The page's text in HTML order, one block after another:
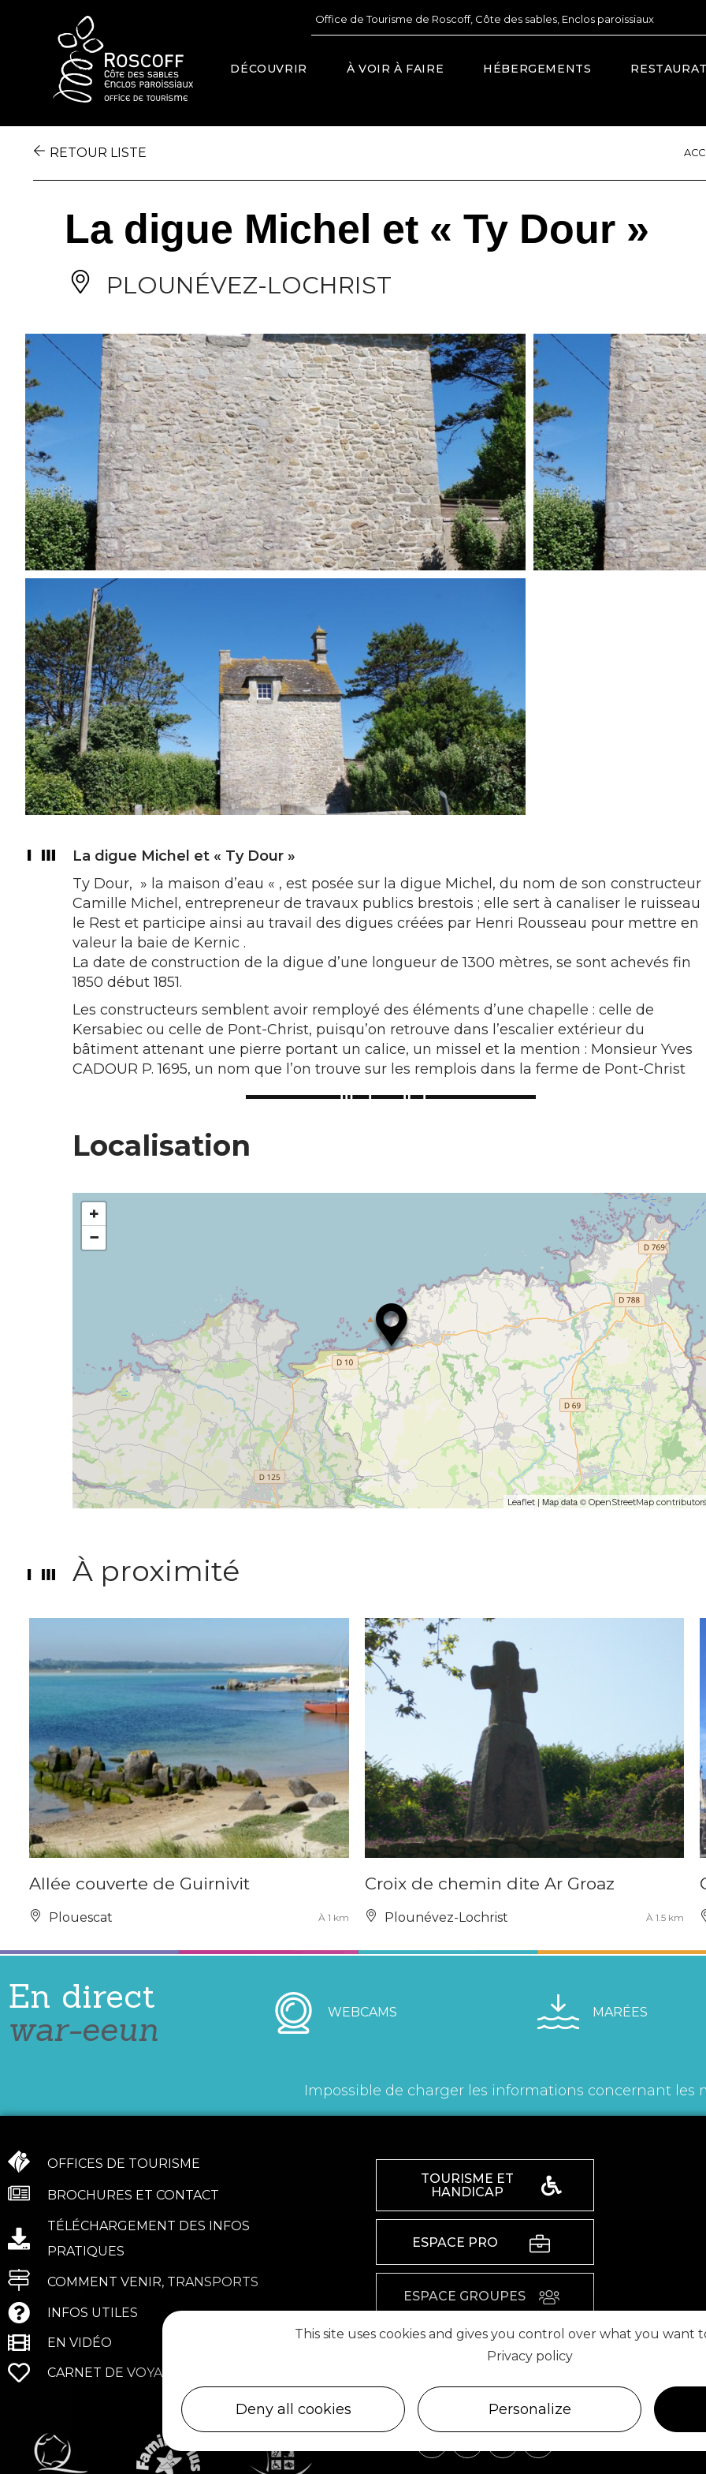
Office de Tourisme de Roscoff, Côte des sables, Enclos paroissiaux
DÉCOUVRIR À VOIR À FAIRE HÉBERGEMENTS
RETOUR LISTE
La digue Michel et « Ty Dour »
PLOUNÉVEZ-LOCHRIST
La digue Michel et « Ty Dour »
Ty Dour, » la maison d’eau « , est posée sur la digue Michel, du nom de son constructeur
Camille Michel, entrepreneur de travaux publics brestois ; elle sert à canaliser le ruisseau
le Rest et participe ainsi au travail des digues créées par Henri Rousseau pour mettre en
valeur la baie de Kernic .
La date de construction de la digue d’une longueur de 1300 mètres, se sont achevés fin
1850 début 1851.
Les constructeurs semblent avoir remployé des éléments d’une chapelle : celle de
Kersabiec ou celle de Pont-Christ, puisqu’on retrouve dans l’escalier extérieur du
bâtiment attenant une pierre portant un calice, un missel et la mention : Monsieur Yves
CADOUR P. 1695, un nom que l’on trouve sur les remplois dans la ferme de Pont-Christ
Localisation
+
−
Leaflet | Map data ©OpenStreetMap
À proximité
Allée couverte de Guirnivit
Plouescat À 1 km
Croix de chemin dite Ar Groaz
Plounévez-Lochrist À 1.5 km
En direct
war-eeun WEBCAMS MARÉES
Impossible de charger les informations concernant les
OFFICES DE TOURISME
BROCHURES ET CONTACT
TÉLÉCHARGEMENT DES INFOS
PRATIQUES
COMMENT VENIR, TRANSPORTS
INFOS UTILES
EN VIDÉO
CARNET DE VOYAGE
TOURISME ET
HANDICAP
ESPACE PRO
ESPACE GROUPES
ESPACE PRESSE
RETROUVEZ-NOUS SUR
This site uses cookies and gives you control over what you want
Privacy policy
Personalize
Deny all cookies